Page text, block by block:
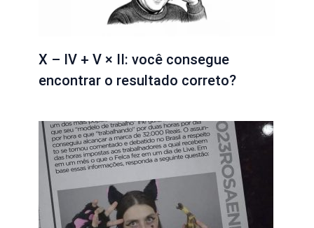
X – IV + V × II: você consegue
encontrar o resultado correto?